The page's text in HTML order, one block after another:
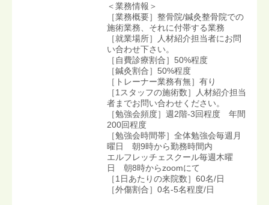
＜業務情報＞
［業務概要］整骨院/鍼灸整骨院での
施術業務、それに付帯する業務
［就業場所］人材紹介担当者にお問
い合わせ下さい。
［自費診療割合］50%程度
［鍼灸割合］50%程度
［トレーナー業務有無］有り
［1スタッフの施術数］人材紹介担当
者までお問い合わせください。
［勉強会頻度］週2階-3回程度 年間
200回程度
［勉強会時間帯］全体勉強会毎週月
曜日 朝9時から勤務時間内
エルフレッチェスクール毎週木曜
日 朝8時からzoomにて
［1日あたりの来院数］60名/日
［外傷割合］0名-5名程度/日